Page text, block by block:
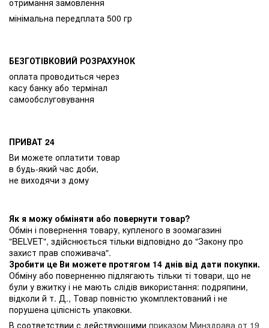
мінімальна передплата 500 гр
БЕЗГОТІВКОВИЙ РОЗРАХУНОК
оплата проводиться через
касу банку або термінал
самообслуговування
ПРИВАТ 24
Ви можете оплатити товар
в будь-який час доби,
не виходячи з дому
Як я можу обміняти або повернути товар?
Обмін і повернення товару, купленого в зоомагазині
"BELVET", здійснюється тільки відповідно до "Закону про
захист прав споживача".
Зробити це Ви можете протягом 14 днів від дати покупки.
Обміну або поверненню підлягають тільки ті товари, що не
були у вжитку і не мають слідів використання: подряпини,
відколи й т. Д., Товар повністю укомплектований і не
порушена цілісність упаковки.
В соответствии с действующими приказом Минздрава от 19